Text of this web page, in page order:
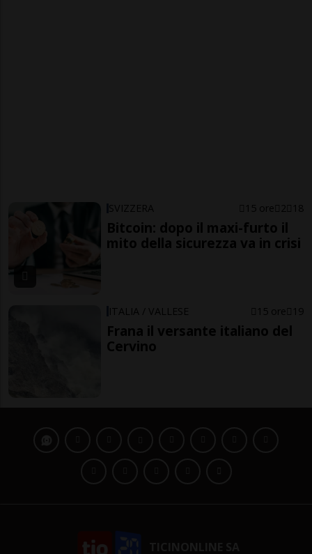
SVIZZERA 15 ore 2 18
Bitcoin: dopo il maxi-furto il
mito della sicurezza va in crisi
ITALIA / VALLESE 15 ore 19
Frana il versante italiano del
Cervino